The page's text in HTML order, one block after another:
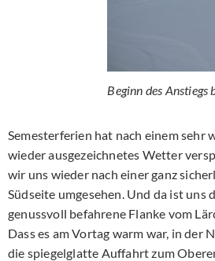
Beginn des
Semesterferien hat nach einem sehr
wieder ausgezeichnetes Wetter
wir uns wieder nach einer ganz
Südseite umgesehen. Und da ist uns
genussvoll befahrene Flanke vom
Dass es am Vortag warm war, in der
die spiegelglatte Auffahrt zum